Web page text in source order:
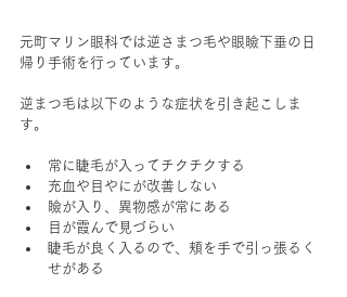
元町マリン眼科では逆さまつ毛や眼瞼下垂の日
帰り手術を行っています。
逆まつ毛は以下のような症状を引き起こしま
す。
常に睫毛が入ってチクチクする
充血や目やにが改善しない
瞼が入り、異物感が常にある
目が霞んで見づらい
睫毛が良く入るので、頬を手で引っ張るく
せがある